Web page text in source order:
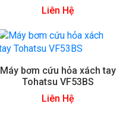
Liên Hệ
Máy bơm cứu hỏa xách tay
Tohatsu VF53BS
Liên Hệ